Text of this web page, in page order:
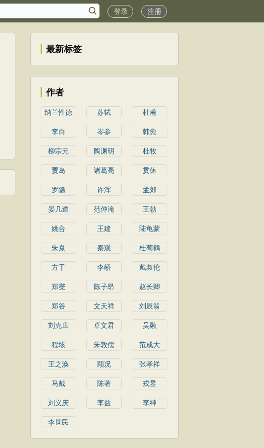
登录 注册
最新标签
作者
纳兰性德 苏轼 杜甫
李白 岑参 韩愈
柳宗元 陶渊明 杜牧
贾岛 诸葛亮 贯休
罗隐 许浑 孟郊
晏几道 范仲淹 王勃
姚合 王建 陆龟蒙
朱熹 秦观 杜荀鹤
方干 李峤 戴叔伦
郑燮 陈子昂 赵长卿
郑谷 文天祥 刘辰翁
刘克庄 卓文君 吴融
程垓 朱敦儒 范成大
王之涣 顾况 张孝祥
马戴 陈著 戎昱
刘义庆 李益 李绅
李世民